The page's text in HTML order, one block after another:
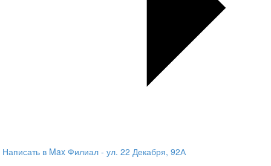
Написать в Max Филиал - ул. 22 Декабря, 92А